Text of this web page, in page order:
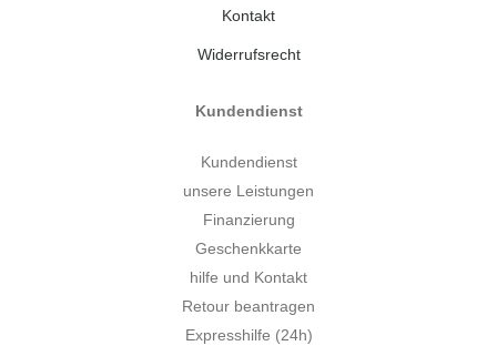
Kontakt
Widerrufsrecht
Kundendienst
Kundendienst
unsere Leistungen
Finanzierung
Geschenkkarte
hilfe und Kontakt
Retour beantragen
Expresshilfe (24h)